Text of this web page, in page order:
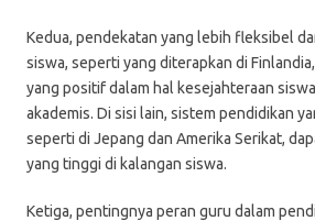
Kedua, pendekatan yang lebih fleksibel
siswa, seperti yang diterapkan di
yang positif dalam hal kesejahteraan
akademis. Di sisi lain, sistem pendidikan
seperti di Jepang dan Amerika Serikat,
yang tinggi di kalangan siswa.
Ketiga, pentingnya peran guru dalam